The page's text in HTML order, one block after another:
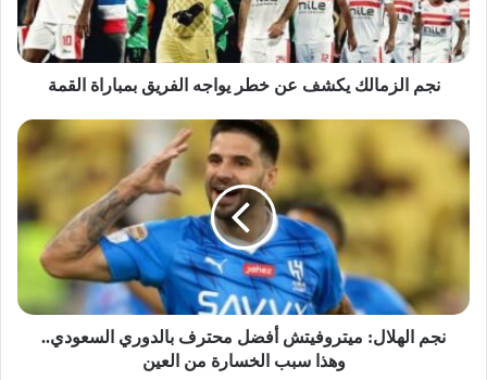
نجم الزمالك يكشف عن خطر يواجه الفريق بمباراة القمة
نجم الهلال: ميتروفيتش أفضل محترف بالدوري السعودي..
وهذا سبب الخسارة من العين